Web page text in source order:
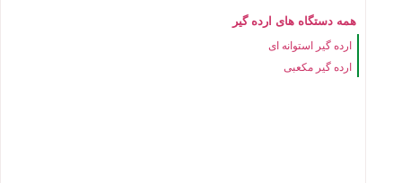
همه دستگاه های ارده گیر
ارده گیر استوانه ای
ارده گیر مکعبی